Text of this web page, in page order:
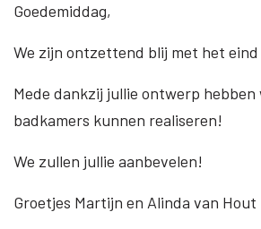
Goedemiddag,
We zijn ontzettend blij met het
Mede dankzij jullie ontwerp hebben
badkamers kunnen realiseren!
We zullen jullie aanbevelen!
Groetjes Martijn en Alinda van Hout